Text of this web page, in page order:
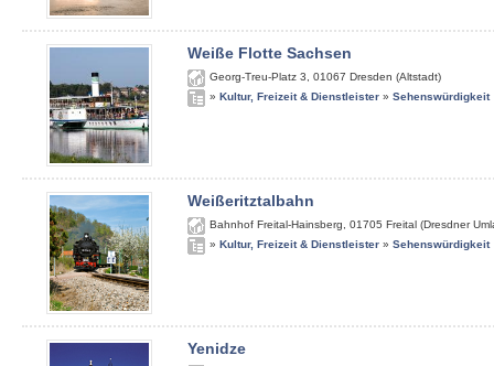
Weiße Flotte Sachsen
Georg-Treu-Platz 3 01067 Dresden (Altstadt)
» Kultur, Freizeit & Dienstleister » Sehenswürdigkeit
Weißeritztalbahn
Bahnhof Freital-Hainsberg 01705 Freital (Dresdner
» Kultur, Freizeit & Dienstleister » Sehenswürdigkeit
Yenidze